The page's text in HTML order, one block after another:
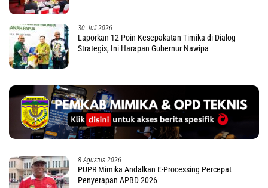
30 Juli 2026
Laporkan 12 Poin Kesepakatan Timika di Dialog
Strategis, Ini Harapan Gubernur Nawipa
8 Agustus 2026
PUPR Mimika Andalkan E-Processing Percepat
Penyerapan APBD 2026